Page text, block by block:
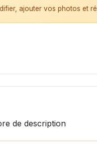
ajouter vos photos et
de description